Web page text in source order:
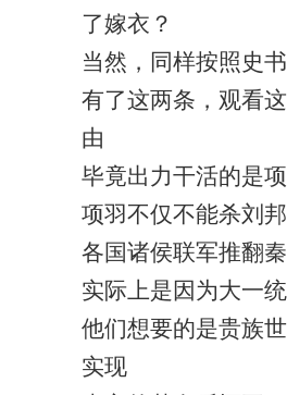
了嫁衣？
当然，同样按照史
有了这两条，观看
由
毕竟出力干活的是
项羽不仅不能杀刘
各国诸侯联军推翻
实际上是因为大一
他们想要的是贵族
实现